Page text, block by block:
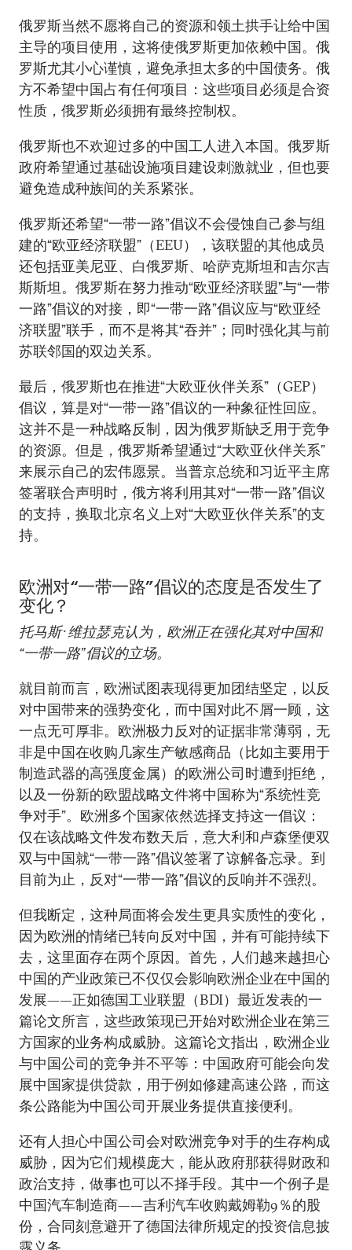
俄罗斯当然不愿将自己的资源和领土拱手让给中国
主导的项目使用，这将使俄罗斯更加依赖中国。俄
罗斯尤其小心谨慎，避免承担太多的中国债务。俄
方不希望中国占有任何项目：这些项目必须是合资
性质，俄罗斯必须拥有最终控制权。
俄罗斯也不欢迎过多的中国工人进入本国。俄罗斯
政府希望通过基础设施项目建设刺激就业，但也要
避免造成种族间的关系紧张。
俄罗斯还希望“一带一路”倡议不会侵蚀自己参与组
建的“欧亚经济联盟”（EEU），该联盟的其他成员
还包括亚美尼亚、白俄罗斯、哈萨克斯坦和吉尔吉
斯斯坦。俄罗斯在努力推动“欧亚经济联盟”与“一带
一路”倡议的对接，即“一带一路”倡议应与“欧亚经
济联盟”联手，而不是将其“吞并”；同时强化其与前
苏联邻国的双边关系。
最后，俄罗斯也在推进“大欧亚伙伴关系”（GEP）
倡议，算是对“一带一路”倡议的一种象征性回应。
这并不是一种战略反制，因为俄罗斯缺乏用于竞争
的资源。但是，俄罗斯希望通过“大欧亚伙伴关系”
来展示自己的宏伟愿景。当普京总统和习近平主席
签署联合声明时，俄方将利用其对“一带一路”倡议
的支持，换取北京名义上对“大欧亚伙伴关系”的支
持。
欧洲对“一带一路”倡议的态度是否发生了
变化？
托马斯·维拉瑟克认为，欧洲正在强化其对中国和
“一带一路”倡议的立场。
就目前而言，欧洲试图表现得更加团结坚定，以反
对中国带来的强势变化，而中国对此不屑一顾，这
一点无可厚非。欧洲极力反对的证据非常薄弱，无
非是中国在收购几家生产敏感商品（比如主要用于
制造武器的高强度金属）的欧洲公司时遭到拒绝，
以及一份新的欧盟战略文件将中国称为“系统性竞
争对手”。欧洲多个国家依然选择支持这一倡议：
仅在该战略文件发布数天后，意大利和卢森堡便双
双与中国就“一带一路”倡议签署了谅解备忘录。到
目前为止，反对“一带一路”倡议的反响并不强烈。
但我断定，这种局面将会发生更具实质性的变化，
因为欧洲的情绪已转向反对中国，并有可能持续下
去，这里面存在两个原因。首先，人们越来越担心
中国的产业政策已不仅仅会影响欧洲企业在中国的
发展——正如德国工业联盟（BDI）最近发表的一
篇论文所言，这些政策现已开始对欧洲企业在第三
方国家的业务构成威胁。这篇论文指出，欧洲企业
与中国公司的竞争并不平等：中国政府可能会向发
展中国家提供贷款，用于例如修建高速公路，而这
条公路能为中国公司开展业务提供直接便利。
还有人担心中国公司会对欧洲竞争对手的生存构成
威胁，因为它们规模庞大，能从政府那获得财政和
政治支持，做事也可以不择手段。其中一个例子是
中国汽车制造商——吉利汽车收购戴姆勒9％的股
份，合同刻意避开了德国法律所规定的投资信息披